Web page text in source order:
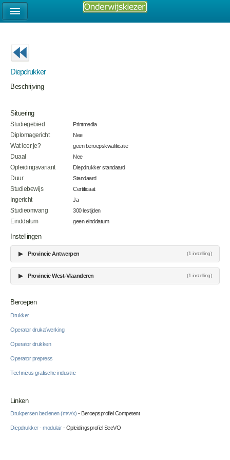
Diepdrukker
Beschrijving
Situering
Studiegebied
Printmedia
Diplomagericht
Nee
Wat leer je?
geen beroepskwalificatie
Duaal
Nee
Opleidingsvariant
Diepdrukker standaard
Duur
Standaard
Studiebewijs
Certificaat
Ingericht
Ja
Studieomvang
300 lestijden
Einddatum
geen einddatum
Instellingen
▶ Provincie Antwerpen (1 instelling)
▶ Provincie West-Vlaanderen (1 instelling)
Beroepen
Drukker
Operator drukafwerking
Operator drukken
Operator prepress
Technicus grafische industrie
Linken
Drukpersen bedienen (m/v/x) - Beroepsprofiel Competent
Diepdrukker - modulair- Opleidingsprofiel SecVO